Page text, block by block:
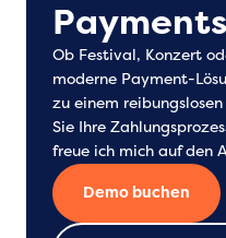
Ob Festival, Konzert
moderne Payment-
zu einem
Sie Ihre
freue ich mich auf den
Demo buchen